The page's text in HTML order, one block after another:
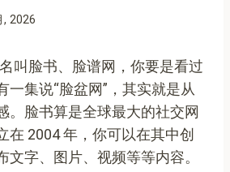
, 2026
叫脸书、脸谱网，你要是看过
一集说“脸盆网”，其实就是从
。脸书算是全球最大的社交网
在 2004 年，你可以在其中创
文字、图片、视频等等内容。